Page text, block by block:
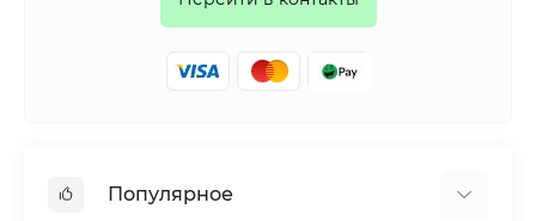
Популярное